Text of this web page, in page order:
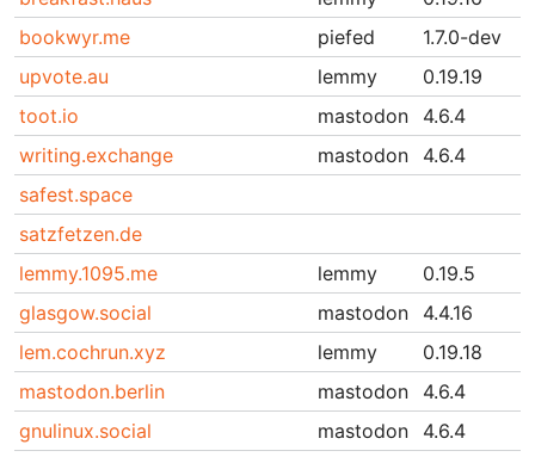
bookwyr.me
piefed
1.7.0-dev
upvote.au
lemmy
0.19.19
toot.io
mastodon
4.6.4
writing.exchange
mastodon
4.6.4
safest.space
satzfetzen.de
lemmy.1095.me
lemmy
0.19.5
glasgow.social
mastodon
4.4.16
lem.cochrun.xyz
lemmy
0.19.18
mastodon.berlin
mastodon
4.6.4
gnulinux.social
mastodon
4.6.4